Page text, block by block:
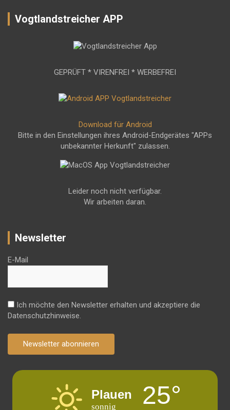
Vogtlandstreicher APP
GEPRÜFT * VIRENFREI * WERBEFREI
Download für Android
Bitte in den Einstellungen ihres Android-Endgerätes "APPs
unbekannter Herkunft" zulassen.
Leider noch nicht verfügbar.
Wir arbeiten daran.
Newsletter
E-Mail
Ich möchte den Newsletter erhalten und akzeptiere die
Datenschutzhinweise.
Newsletter abonnieren
Plauen
sonnig 25°